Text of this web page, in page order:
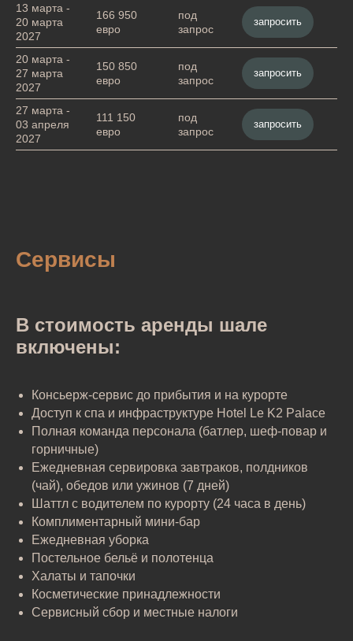
13 марта -
20 марта
2027
166 950
евро
под
запрос
запросить
20 марта -
27 марта
2027
150 850
евро
под
запрос
запросить
27 марта -
03 апреля
2027
111 150
евро
под
запрос
запросить
Сервисы
В стоимость аренды шале
включены:
Консьерж-сервис до прибытия и на курорте
Доступ к спа и инфраструктуре Hotel Le K2 Palace
Полная команда персонала (батлер, шеф-повар и
горничные)
Ежедневная сервировка завтраков, полдников
(чай), обедов или ужинов (7 дней)
Шаттл с водителем по курорту (24 часа в день)
Комплиментарный мини-бар
Ежедневная уборка
Постельное бельё и полотенца
Халаты и тапочки
Косметические принадлежности
Сервисный сбор и местные налоги